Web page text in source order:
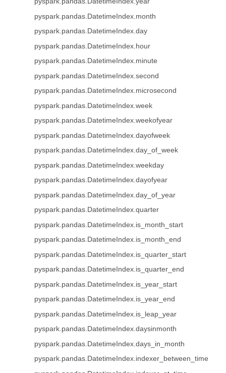
pyspark.pandas.DatetimeIndex.month
pyspark.pandas.DatetimeIndex.day
pyspark.pandas.DatetimeIndex.hour
pyspark.pandas.DatetimeIndex.minute
pyspark.pandas.DatetimeIndex.second
pyspark.pandas.DatetimeIndex.microsecond
pyspark.pandas.DatetimeIndex.week
pyspark.pandas.DatetimeIndex.weekofyear
pyspark.pandas.DatetimeIndex.dayofweek
pyspark.pandas.DatetimeIndex.day_of_week
pyspark.pandas.DatetimeIndex.weekday
pyspark.pandas.DatetimeIndex.dayofyear
pyspark.pandas.DatetimeIndex.day_of_year
pyspark.pandas.DatetimeIndex.quarter
pyspark.pandas.DatetimeIndex.is_month_start
pyspark.pandas.DatetimeIndex.is_month_end
pyspark.pandas.DatetimeIndex.is_quarter_start
pyspark.pandas.DatetimeIndex.is_quarter_end
pyspark.pandas.DatetimeIndex.is_year_start
pyspark.pandas.DatetimeIndex.is_year_end
pyspark.pandas.DatetimeIndex.is_leap_year
pyspark.pandas.DatetimeIndex.daysinmonth
pyspark.pandas.DatetimeIndex.days_in_month
pyspark.pandas.DatetimeIndex.indexer_between_time